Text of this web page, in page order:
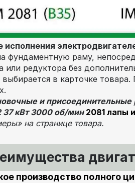
фундаментную раму,
или редуктора без
выбирается в карточке
и присоединительные
кВт 3000 об/мин 2081 лапы
на странице товара.
производство полного